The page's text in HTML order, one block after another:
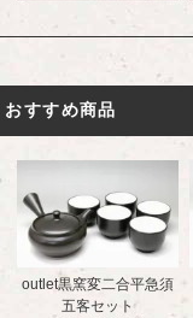
おすすめ商品
outlet黒窯変二合平急須
五客セット